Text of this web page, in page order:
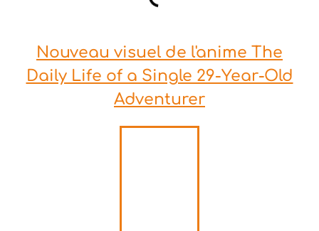
Nouveau visuel de l'anime The
Daily Life of a Single 29-Year-Old
Adventurer